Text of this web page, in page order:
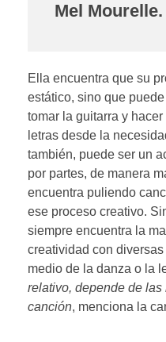
Mel Mourelle.
Ella encuentra que su
estático, sino que
tomar la guitarra y
letras desde la
también, puede ser un
por partes, de manera
encuentra puliendo
ese proceso creativo.
siempre encuentra la
creatividad con
medio de la danza o la
relativo, depende de
canción, menciona la